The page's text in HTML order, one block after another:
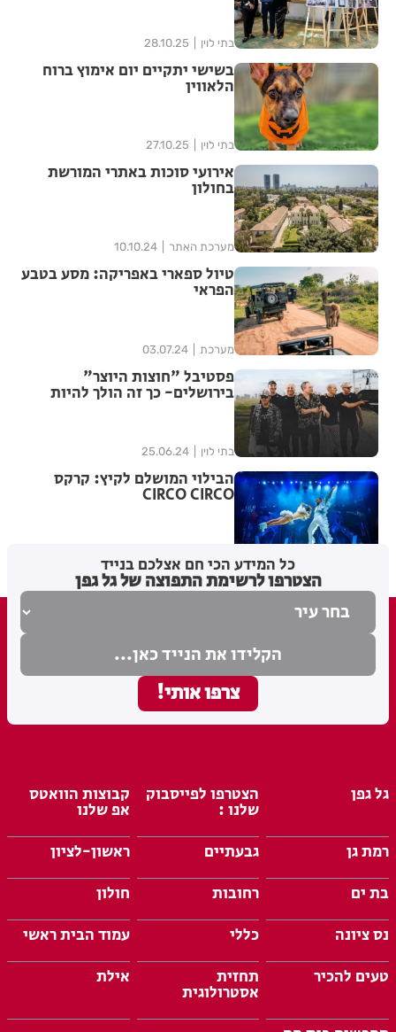
בתי לוין 28.10.25
בשישי יתקיים יום אימוץ ברוח
הלאווין
בתי לוין 27.10.25
אירועי סוכות באתרי המורשת
בחולון
מערכת האתר 10.10.24
טיול ספארי באפריקה: מסע בטבע
הפראי
מערכת 03.07.24
פסטיבל "חוצות היוצר"
בירושלים- כך זה הולך להיות
בתי לוין 25.06.24
הבילוי המושלם לקיץ: קרקס
CIRCO CIRCO
כל המידע הכי חם אצלכם בנייד
הצטרפו לרשימת התפוצה של גל גפן
גל גפן הצטרפו לפייסבוק
שלנו :
קבוצות הוואטס
אפ שלנו
רמת גן
גבעתיים
ראשון-לציון
בת ים
רחובות
חולון
נס ציונה
כללי
עמוד הבית ראשי
טעים להכיר
תחזית
אסטרולוגית
אילת